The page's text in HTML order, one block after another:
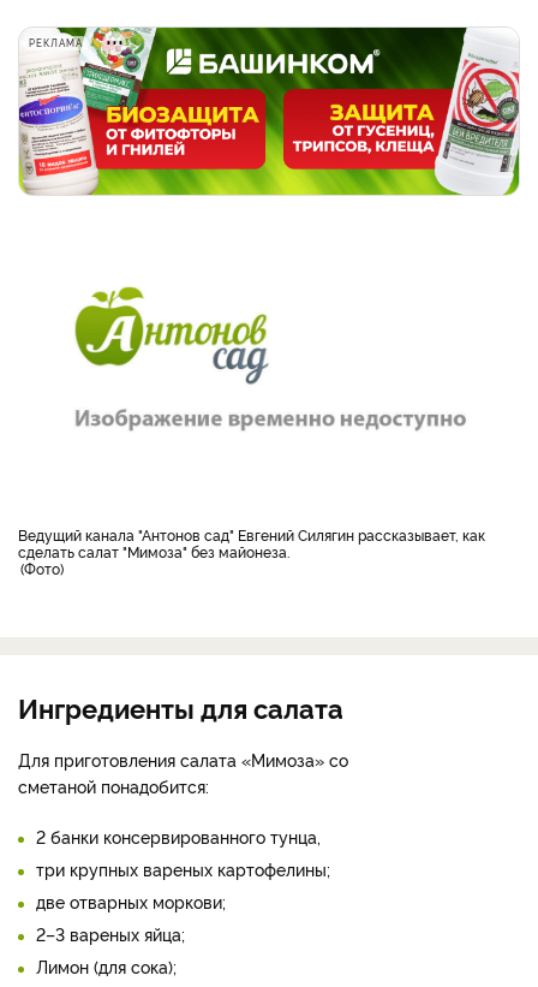
РЕКЛАМА
Ведущий канала "Антонов сад" Евгений Силягин рассказывает, как
сделать салат "Мимоза" без майонеза.
Фото
Ингредиенты для салата
Для приготовления салата «Мимоза» со
сметаной понадобится:
2 банки консервированного тунца,
три крупных вареных картофелины;
две отварных моркови;
2–3 вареных яйца;
Лимон (для сока);